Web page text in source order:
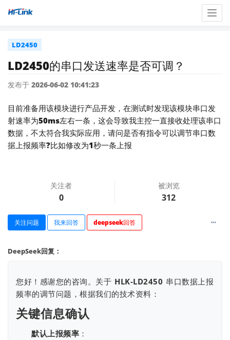
LD2450
LD2450的串口发送速率是否可调？
发布于 2026-06-02 10:41:23
目前准备用该模块进行产品开发，在测试时发现该模块串口发
射速率为50ms左右一条，这会导致我主控一直接收处理该串口
数据，不太符合我实际应用，请问是否有指令可以调节串口数
据上报频率?比如修改为1秒一条上报
关注者
0
被浏览
312
关注问题 我来回答 deepseek回答
DeepSeek回复：
您好！感谢您的咨询。关于 HLK-LD2450 串口数据上报
频率的调节问题，根据我们的技术资料：
关键信息确认
默认上报频率 ：